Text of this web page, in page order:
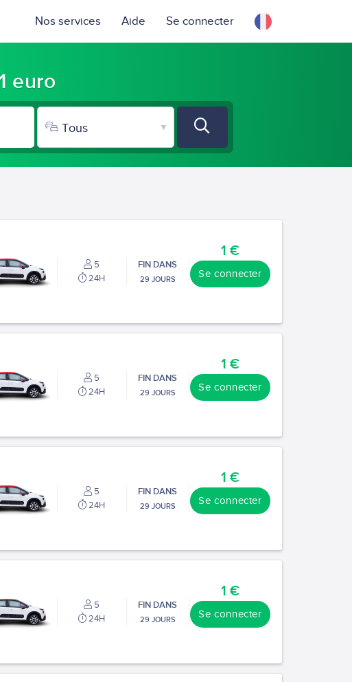
Nos services Aide Se connecter
euro
5
24H
FIN DANS
29 JOURS
1 €
Se connecter
5
24H
FIN DANS
29 JOURS
1 €
Se connecter
5
24H
FIN DANS
29 JOURS
1 €
Se connecter
5
24H
FIN DANS
29 JOURS
1 €
Se connecter